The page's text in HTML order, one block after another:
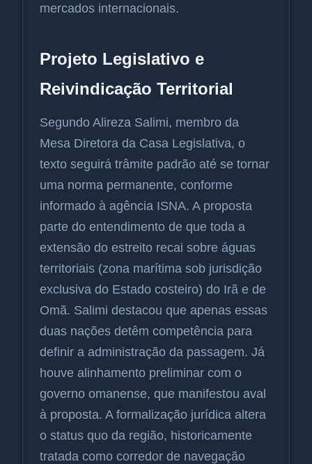
mercados internacionais.
Projeto Legislativo e
Reivindicação Territorial
Segundo Alireza Salimi, membro da
Mesa Diretora da Casa Legislativa, o
texto seguirá trâmite padrão até se tornar
uma norma permanente, conforme
informado à agência ISNA. A proposta
parte do entendimento de que toda a
extensão do estreito recai sobre águas
territoriais (zona marítima sob jurisdição
exclusiva do Estado costeiro) do Irã e de
Omã. Salimi destacou que apenas essas
duas nações detêm competência para
definir a administração da passagem. Já
houve alinhamento preliminar com o
governo omanense, que manifestou aval
à proposta. A formalização jurídica altera
o status quo da região, historicamente
tratada como corredor de navegação